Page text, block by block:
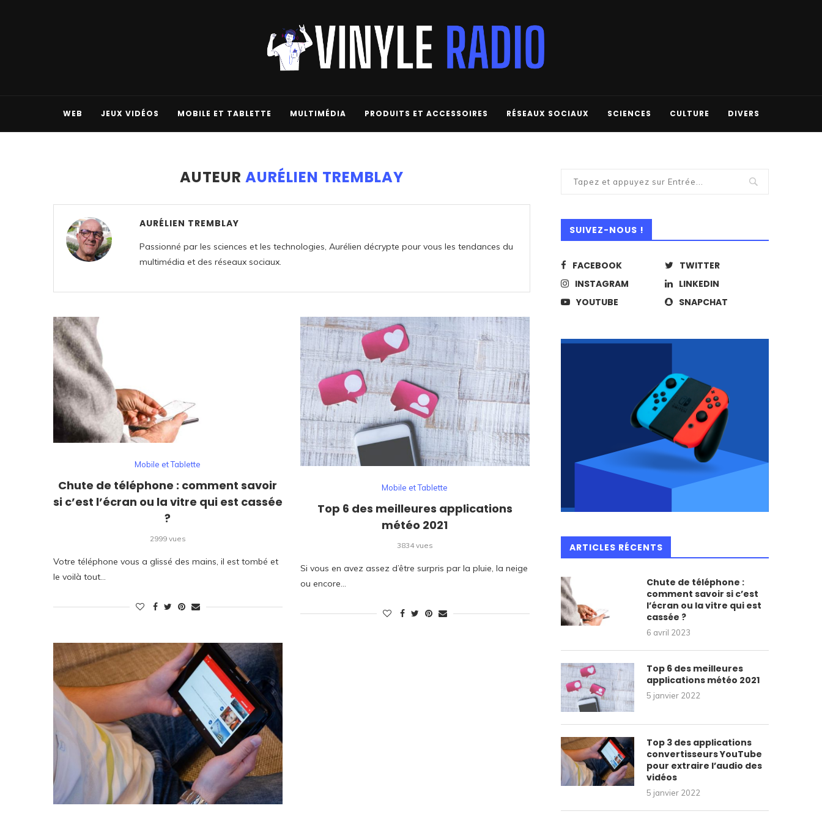
WEB JEUX VIDÉOS MOBILE ET TABLETTE MULTIMÉDIA PRODUITS ET ACCESSOIRES RÉSEAUX SOCIAUX SCIENCES CULTURE DIVERS
AUTEUR AURÉLIEN TREMBLAY
AURÉLIEN TREMBLAY
Passionné par les sciences et les technologies, Aurélien décrypte pour vous les tendances du
multimédia et des réseaux sociaux.
Mobile et Tablette
Chute de téléphone : comment savoir
si c’est l’écran ou la vitre qui est cassée
?
2999 vues
Votre téléphone vous a glissé des mains, il est tombé et
le voilà tout…
Mobile et Tablette
Top 6 des meilleures applications
météo 2021
3834 vues
Si vous en avez assez d’être surpris par la pluie, la neige
ou encore…
SUIVEZ-NOUS !
FACEBOOK
TWITTER
INSTAGRAM
LINKEDIN
YOUTUBE
SNAPCHAT
ARTICLES RÉCENTS
Chute de téléphone :
comment savoir si c’est
l’écran ou la vitre qui est
cassée ?
6 avril 2023
Top 6 des meilleures
applications météo 2021
5 janvier 2022
Top 3 des applications
convertisseurs YouTube
pour extraire l’audio des
vidéos
5 janvier 2022